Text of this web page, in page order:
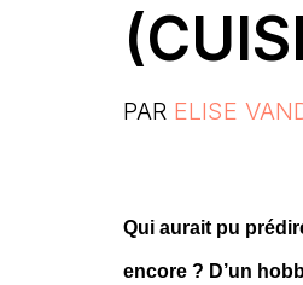
PAR ELISE
Qui aurait pu
encore ? D’un